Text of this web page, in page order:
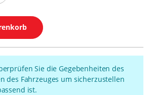
Sie die Gegebenheiten des
des Fahrzeuges um sicherzustellen
ist.